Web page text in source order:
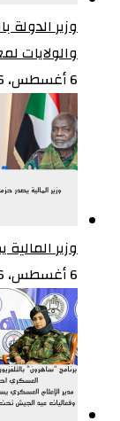
وزير الدولة
والولايات
6 أغسطس، 2026
وزير
6 أغسطس، 2026